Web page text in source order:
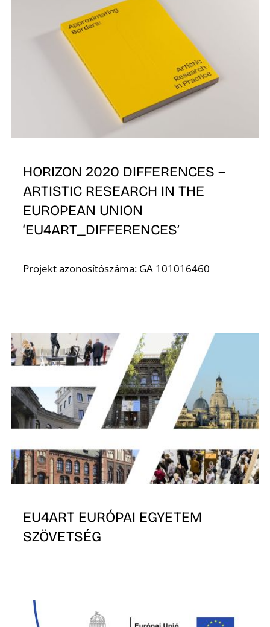
HORIZON 2020 DIFFERENCES –
ARTISTIC RESEARCH IN THE
EUROPEAN UNION
‘EU4ART_DIFFERENCES’
Projekt azonosítószáma: GA 101016460
EU4ART EURÓPAI EGYETEM
SZÖVETSÉG